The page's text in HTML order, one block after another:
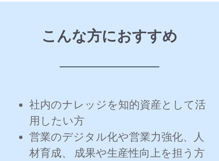
こんな方におすすめ
社内のナレッジを知的資産として活
用したい方
営業のデジタル化や営業力強化、人
材育成、 成果や生産性向上を担う方